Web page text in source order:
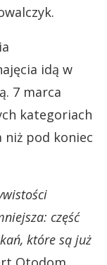
idą w
7 marca
kategoriach
niż pod koniec
część
które są już